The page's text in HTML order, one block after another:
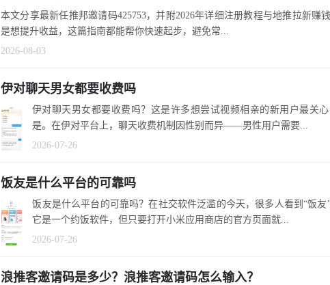
本文分享最新任推邦邀请码425753，并附2026年详细注册教程与地推拉新赚
是想提升收益，这篇指南都能帮你快速起步，避免常...
2026-08-03
伊对聊天男女都要收费吗
伊对聊天男女都要收费吗？这是许多想尝试视频相亲的新用户最关
是。在伊对平台上，聊天收费机制因性别而异——男性用户需要...
2026-07-26
饭友是什么平台的可靠吗
饭友是什么平台的可靠吗？在社交软件泛滥的今天，很多人看到“饭友
它是一个约饭软件，但只要打开小米应用商店的官方页面就...
2026-07-26
浪推客邀请码是多少？浪推客邀请码怎么输入？